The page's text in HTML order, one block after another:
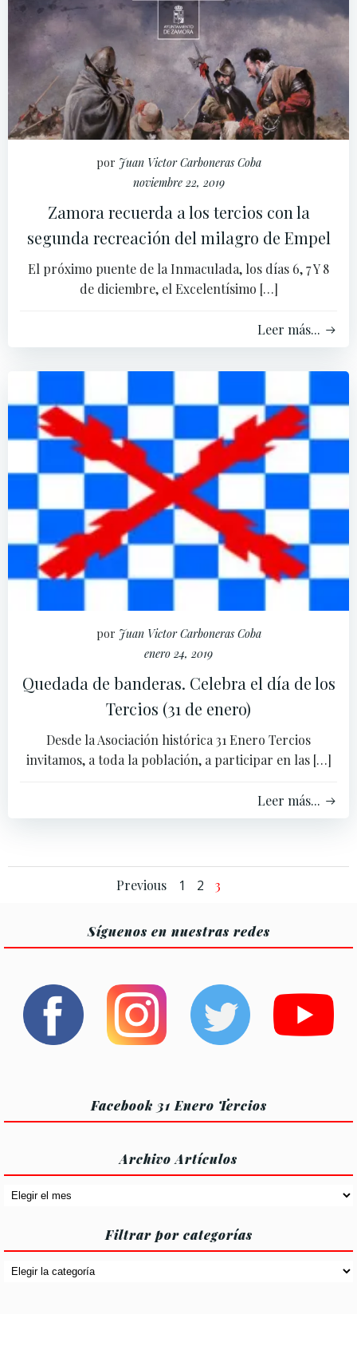
por Juan Victor Carboneras Coba
noviembre 22, 2019
Zamora recuerda a los tercios con la
segunda recreación del milagro de Empel
El próximo puente de la Inmaculada, los días 6, 7 Y 8
de diciembre, el Excelentísimo […]
Leer más...
por Juan Victor Carboneras Coba
enero 24, 2019
Quedada de banderas. Celebra el día de los
Tercios (31 de enero)
Desde la Asociación histórica 31 Enero Tercios
invitamos, a toda la población, a participar en las […]
Leer más...
Navegación
por
entradas
Previous
Navegación
por
entradas
Página
1 Página
2 Página
3
Síguenos en nuestras redes
Facebook 31 Enero Tercios
Archivo Artículos
Archivo
Filtrar por categorías
Filtrar